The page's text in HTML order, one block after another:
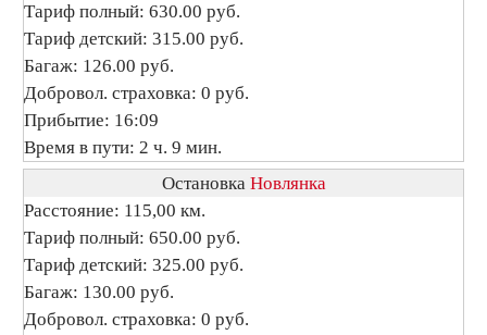
Тариф полный: 630.00 руб.
Тариф детский: 315.00 руб.
Багаж: 126.00 руб.
Добровол. страховка: 0 руб.
Прибытие: 16:09
Время в пути: 2 ч. 9 мин.
Остановка Новлянка
Расстояние: 115,00 км.
Тариф полный: 650.00 руб.
Тариф детский: 325.00 руб.
Багаж: 130.00 руб.
Добровол. страховка: 0 руб.